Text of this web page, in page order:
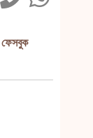
ফেসবুক